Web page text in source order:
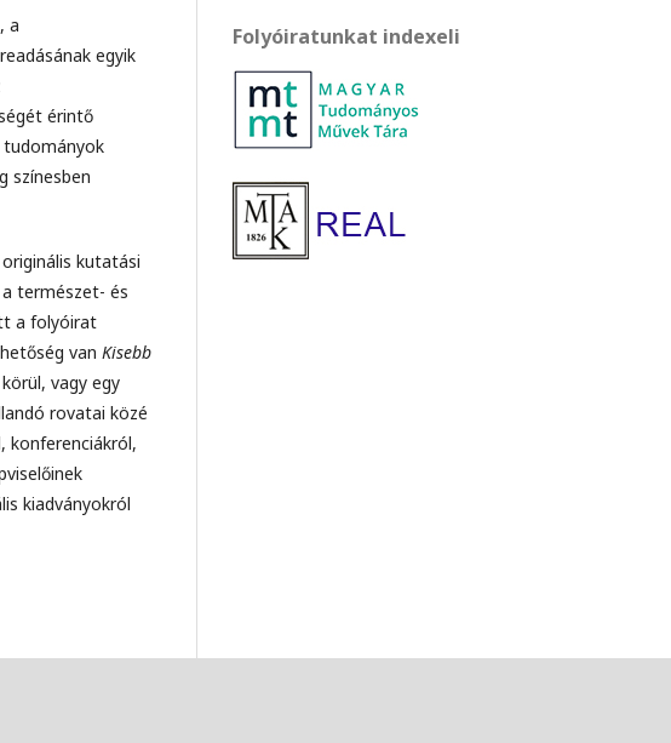
a
egyik
érintő
tudományok
színesben
kutatási
természet- és
a folyóirat
van Kisebb
vagy egy
rovatai közé
konferenciákról,
kiadványokról
Folyóiratunkat indexeli